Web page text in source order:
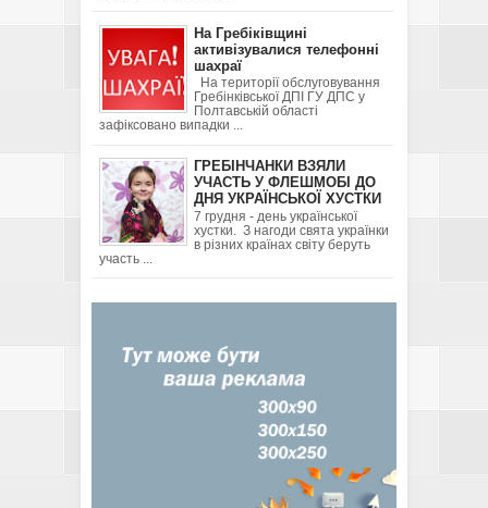
На Гребіківщині
активізувалися телефонні
шахраї
На території обслуговування
Гребінківської ДПІ ГУ ДПС у
Полтавській області
зафіксовано випадки ...
ГРЕБІНЧАНКИ ВЗЯЛИ
УЧАСТЬ У ФЛЕШМОБІ ДО
ДНЯ УКРАЇНСЬКОЇ ХУСТКИ
7 грудня - день української
хустки. З нагоди свята українки
в різних країнах світу беруть
участь ...